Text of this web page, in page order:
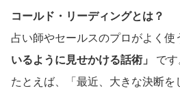
コールド・リーディングとは？
占い師やセールスのプロがよく使
いるように見せかける話術」
です
たとえば、「最近、大きな決断を